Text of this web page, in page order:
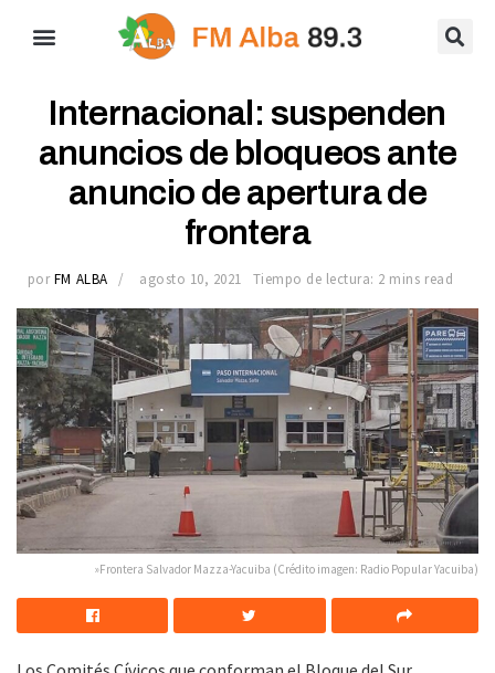
Internacional: suspenden
anuncios de bloqueos ante
anuncio de apertura de
frontera
por FM ALBA agosto 10, 2021 Tiempo de lectura: 2 mins read
»Frontera Salvador Mazza-Yacuiba (Crédito imagen: Radio Popular Yacuiba)